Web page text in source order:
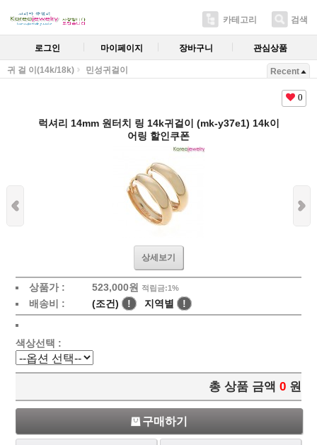
카테고리 검색
로그인 마이페이지 장바구니 관심상품
귀 걸 이(14k/18k) 민성귀걸이 Recent
0
럭셔리 14mm 원터치 링 14k귀걸이 (mk-y37e1) 14k이
어링 할인쿠폰
상세보기
상품가 : 523,000원 적립금:1%
배송비 : (조건) ! 지역별 !
색상선택 :
총 상품 금액 0 원
구매하기